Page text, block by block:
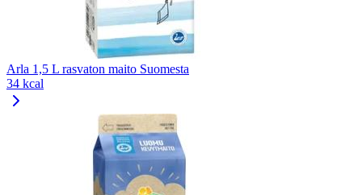
Arla 1,5 L rasvaton maito Suomesta
34 kcal